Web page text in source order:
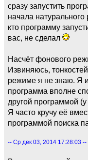
сразу запустить
начала натурального
кто программу
вас, не сделал
Насчёт фонового
Извиняюсь,
режиме я не знаю. Я
программа вполне
другой программой
Я часто кручу её
программой поиска
-- Ср дек 03, 2014 17:28:03 --